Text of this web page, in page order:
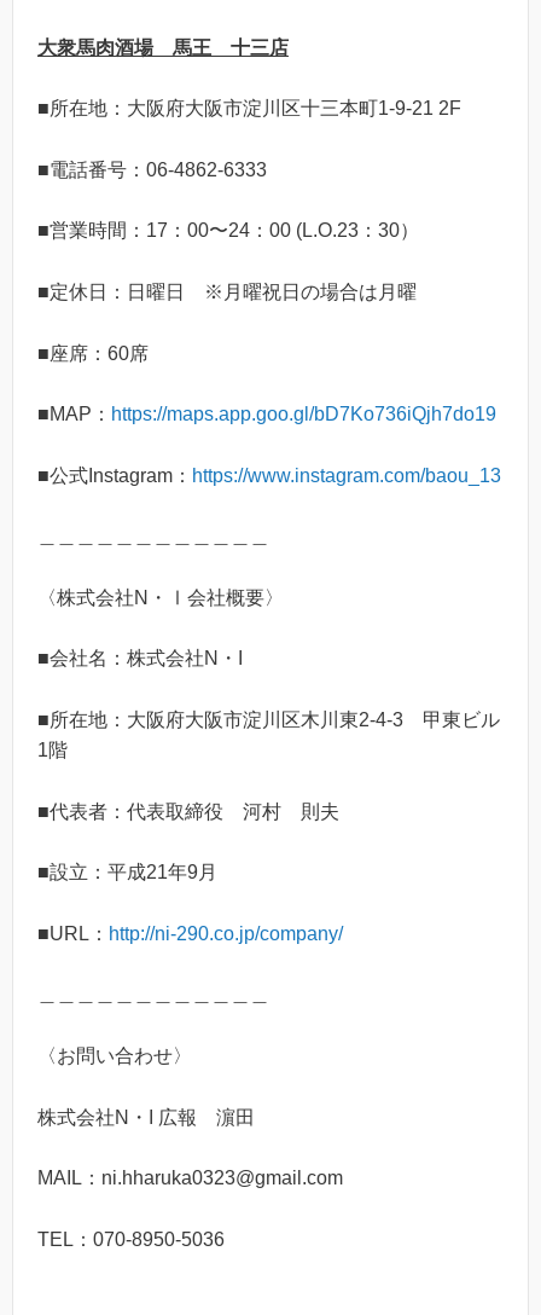
大衆馬肉酒場 馬王 十三店
■所在地：大阪府大阪市淀川区十三本町1-9-21 2F
■電話番号：06-4862-6333
■営業時間：17：00〜24：00 (L.O.23：30）
■定休日：日曜日 ※月曜祝日の場合は月曜
■座席：60席
■MAP： https://maps.app.goo.gl/bD7Ko736iQjh7do19
■公式Instagram： https://www.instagram.com/baou_13
〈株式会社N・Ⅰ会社概要〉
■会社名：株式会社N・I
■所在地：大阪府大阪市淀川区木川東2-4-3 甲東ビル
1階
■代表者：代表取締役 河村 則夫
■設立：平成21年9月
■URL： http://ni-290.co.jp/company/
〈お問い合わせ〉
株式会社N・I 広報 濵田
MAIL：ni.hharuka0323@gmail.com
TEL：070-8950-5036